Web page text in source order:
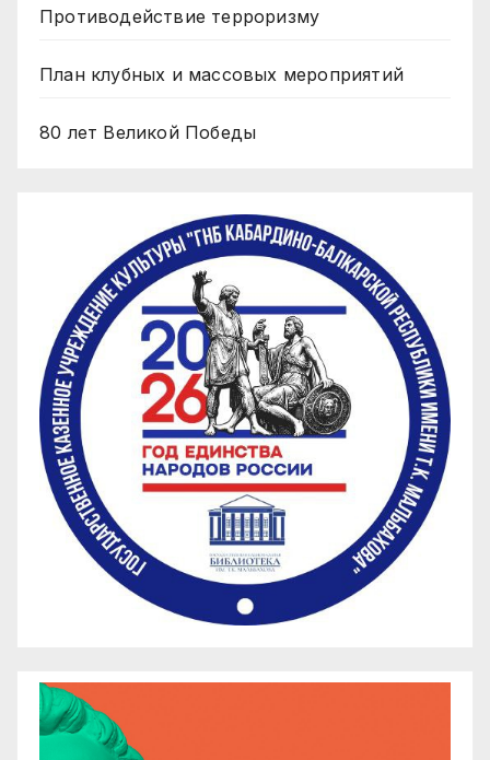
Противодействие терроризму
План клубных и массовых мероприятий
80 лет Великой Победы